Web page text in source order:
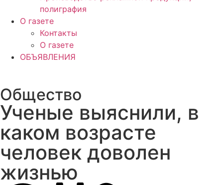
полиграфия
О газете
Контакты
О газете
ОБЪЯВЛЕНИЯ
Общество
Ученые выяснили, в
каком возрасте
человек доволен
жизнью